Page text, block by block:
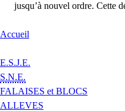
jusqu’à nouvel ordre. Cette
Accueil
E.S.J.E.
S.N.E.
FALAISES et BLOCS
ALLEVES